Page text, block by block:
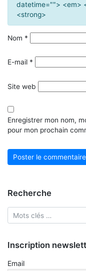
datetime=""> <em>
<strong>
Nom *
E-mail *
Site web
Enregistrer mon nom,
pour mon prochain
Recherche
Inscription
Email